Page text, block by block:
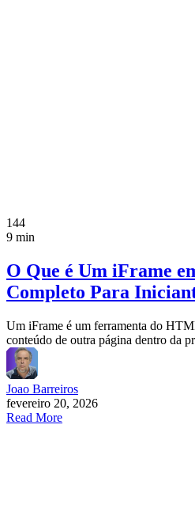
144
9 min
O Que é Um iFrame
Completo Para
Um iFrame é um ferramenta do
conteúdo de outra página dentro da
Joao Barreiros
fevereiro 20, 2026
Read More